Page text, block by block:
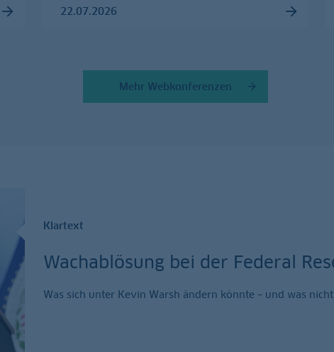
22.07.2026
Mehr Webkonferenzen
Klartext
Wachablösung bei der Federal
Was sich unter Kevin Warsh ändern könnte – und was